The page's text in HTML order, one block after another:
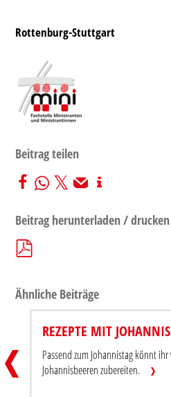
Rottenburg-Stuttgart
Beitrag teilen
Beitrag herunterladen / drucken
Ähnliche Beiträge
DU BIST WERTVOLL! – IMPULS
Beitrag teilen
REZEPTE MIT
Passend zum Johannistag könnt
Johannisbeeren zubereiten.